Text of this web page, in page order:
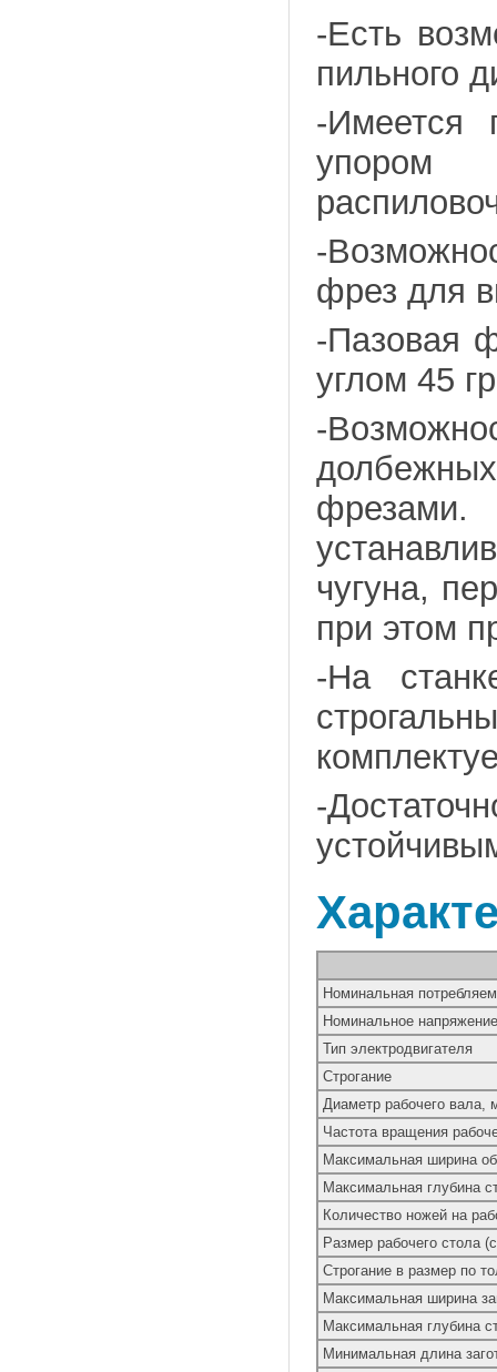
-Есть
пильного
-Имеется
упором
-
фрез для
-Пазовая
углом 45
-
чугуна,
при этом
-На
-
Номинальная
Номинальное
Тип электродвигателя
Строгание
Диаметр рабочего вала,
Частота вращения
Максимальная ширина
Максимальная глубина
Количество ножей на
Размер рабочего стола
Строгание в размер по
Максимальная ширина
Максимальная глубина
Минимальная длина